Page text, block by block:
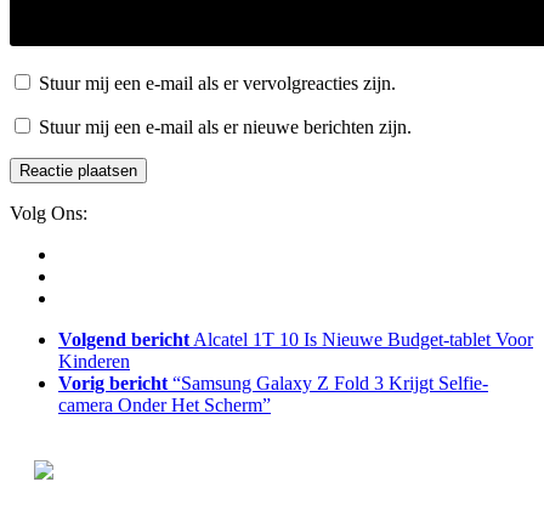
Stuur mij een e-mail als er vervolgreacties zijn.
Stuur mij een e-mail als er nieuwe berichten zijn.
Volg Ons:
Volgend berichtAlcatel 1T 10 Is Nieuwe Budget-tablet Voor
Kinderen
Vorig bericht “Samsung Galaxy Z Fold 3 Krijgt Selfie-
camera Onder Het Scherm”